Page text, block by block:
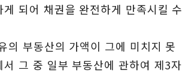
되어 채권을 완전하게 만족시킬 수
의 부동산의 가액이 그에 미치지 못
그 중 일부 부동산에 관하여 제3자